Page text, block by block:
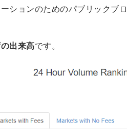
ションのためのパブリックブ
出来高です。